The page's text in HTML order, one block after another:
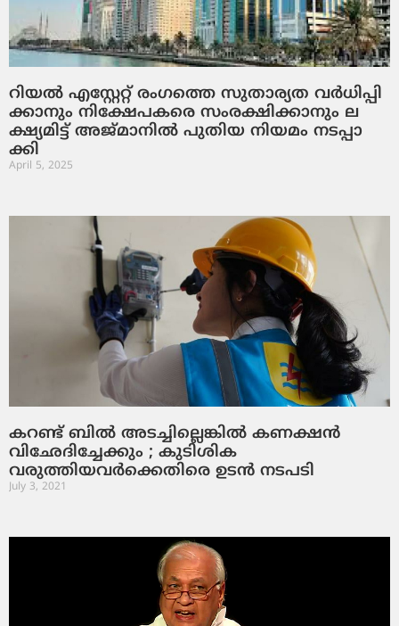
റി​യ​ൽ എ​സ്റ്റേ​റ്റ് രം​ഗ​ത്തെ സു​താ​ര്യ​ത വ​ർ​ധി​പ്പി​
ക്കാ​നും നി​ക്ഷേ​പ​ക​രെ സം​ര​ക്ഷി​ക്കാ​നും ല​
ക്ഷ്യ​മി​ട്ട് അ​ജ്​​മാ​നി​ൽ പു​തി​യ നി​യ​മം ന​ട​പ്പാ​
ക്കി
April 5, 2025
കറണ്ട് ബില്‍ അടച്ചില്ലെങ്കില്‍ കണക്ഷന്‍
വിഛേദിച്ചേക്കും ; കുടിശിക
വരുത്തിയവര്‍ക്കെതിരെ ഉടന്‍ നടപടി
July 3, 2021